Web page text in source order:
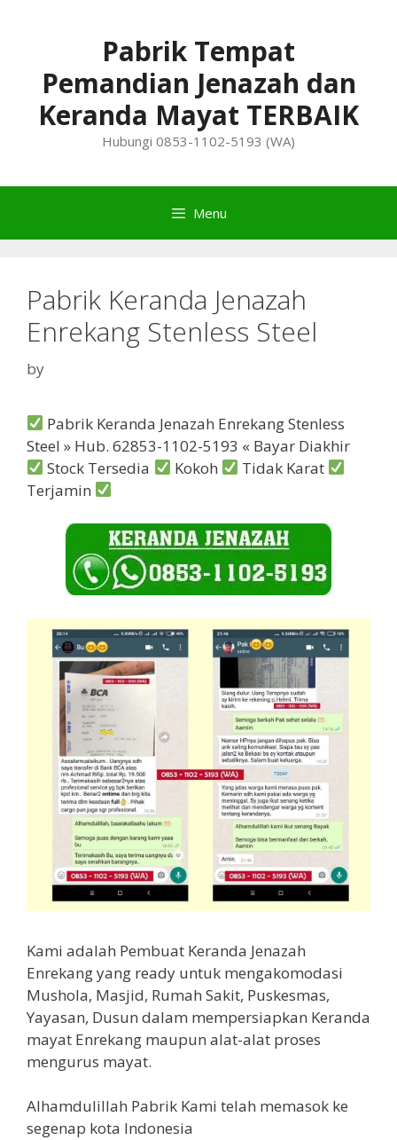
Pabrik Tempat
Pemandian Jenazah dan
Keranda Mayat TERBAIK
Hubungi 0853-1102-5193 (WA)
Menu
Pabrik Keranda Jenazah
Enrekang Stenless Steel
by
Pabrik Keranda Jenazah Enrekang Stenless
Steel » Hub. 62853-1102-5193 « Bayar Diakhir
Stock Tersedia
Kokoh
Tidak Karat
Terjamin
Kami adalah Pembuat Keranda Jenazah
Enrekang yang ready untuk mengakomodasi
Mushola, Masjid, Rumah Sakit, Puskesmas,
Yayasan, Dusun dalam mempersiapkan Keranda
mayat Enrekang maupun alat-alat proses
mengurus mayat.
Alhamdulillah Pabrik Kami telah memasok ke
segenap kota Indonesia